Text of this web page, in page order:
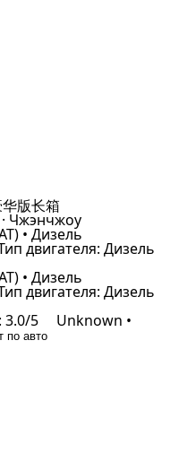
版长箱
Чжэнчжоу
• Дизель
двигателя: Дизель
• Дизель
двигателя: Дизель
3.0/5 Unknown •
по авто